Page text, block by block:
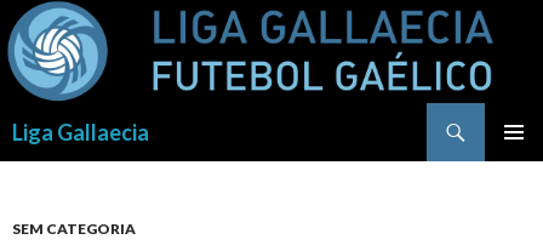
Liga Gallaecia
CONTEÚDO
SEM CATEGORIA